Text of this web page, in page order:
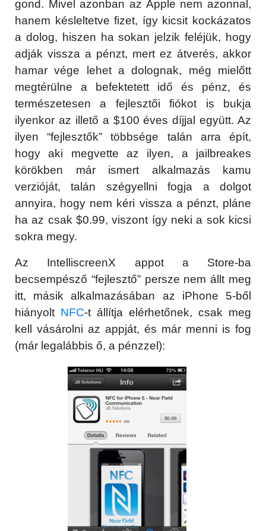
gond. Mivel azonban az Apple nem azonnal,
hanem késleltetve fizet, így kicsit kockázatos
a dolog, hiszen ha sokan jelzik feléjük, hogy
adják vissza a pénzt, mert ez átverés, akkor
hamar vége lehet a dolognak, még mielőtt
megtérülne a befektetett idő és pénz, és
természetesen a fejlesztői fiókot is bukja
ilyenkor az illető a $100 éves díjjal együtt. Az
ilyen “fejlesztők” többsége talán arra épít,
hogy aki megvette az ilyen, a jailbreakes
körökben már ismert alkalmazás kamu
verzióját, talán szégyellni fogja a dolgot
annyira, hogy nem kéri vissza a pénzt, pláne
ha az csak $0.99, viszont így neki a sok kicsi
sokra megy.
Az IntelliscreenX appot a Store-ba
becsempésző “fejlesztő” persze nem állt meg
itt, másik alkalmazásában az iPhone 5-ből
hiányolt NFC-t állítja elérhetőnek, csak meg
kell vásárolni az appját, és már menni is fog
(már legalábbis ő, a pénzzel):
Közösség
GYIK
Használt Apple
Apple szerviz